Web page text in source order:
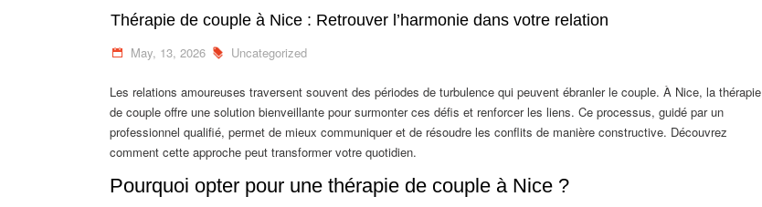
Thérapie de couple à Nice : Retrouver l’harmonie dans votre relation
May, 13, 2026 Uncategorized
Les relations amoureuses traversent souvent des périodes de turbulence qui peuvent ébranler le couple. À Nice, la thérapie
de couple offre une solution bienveillante pour surmonter ces défis et renforcer les liens. Ce processus, guidé par un
professionnel qualifié, permet de mieux communiquer et de résoudre les conflits de manière constructive. Découvrez
comment cette approche peut transformer votre quotidien.
Pourquoi opter pour une thérapie de couple à Nice ?